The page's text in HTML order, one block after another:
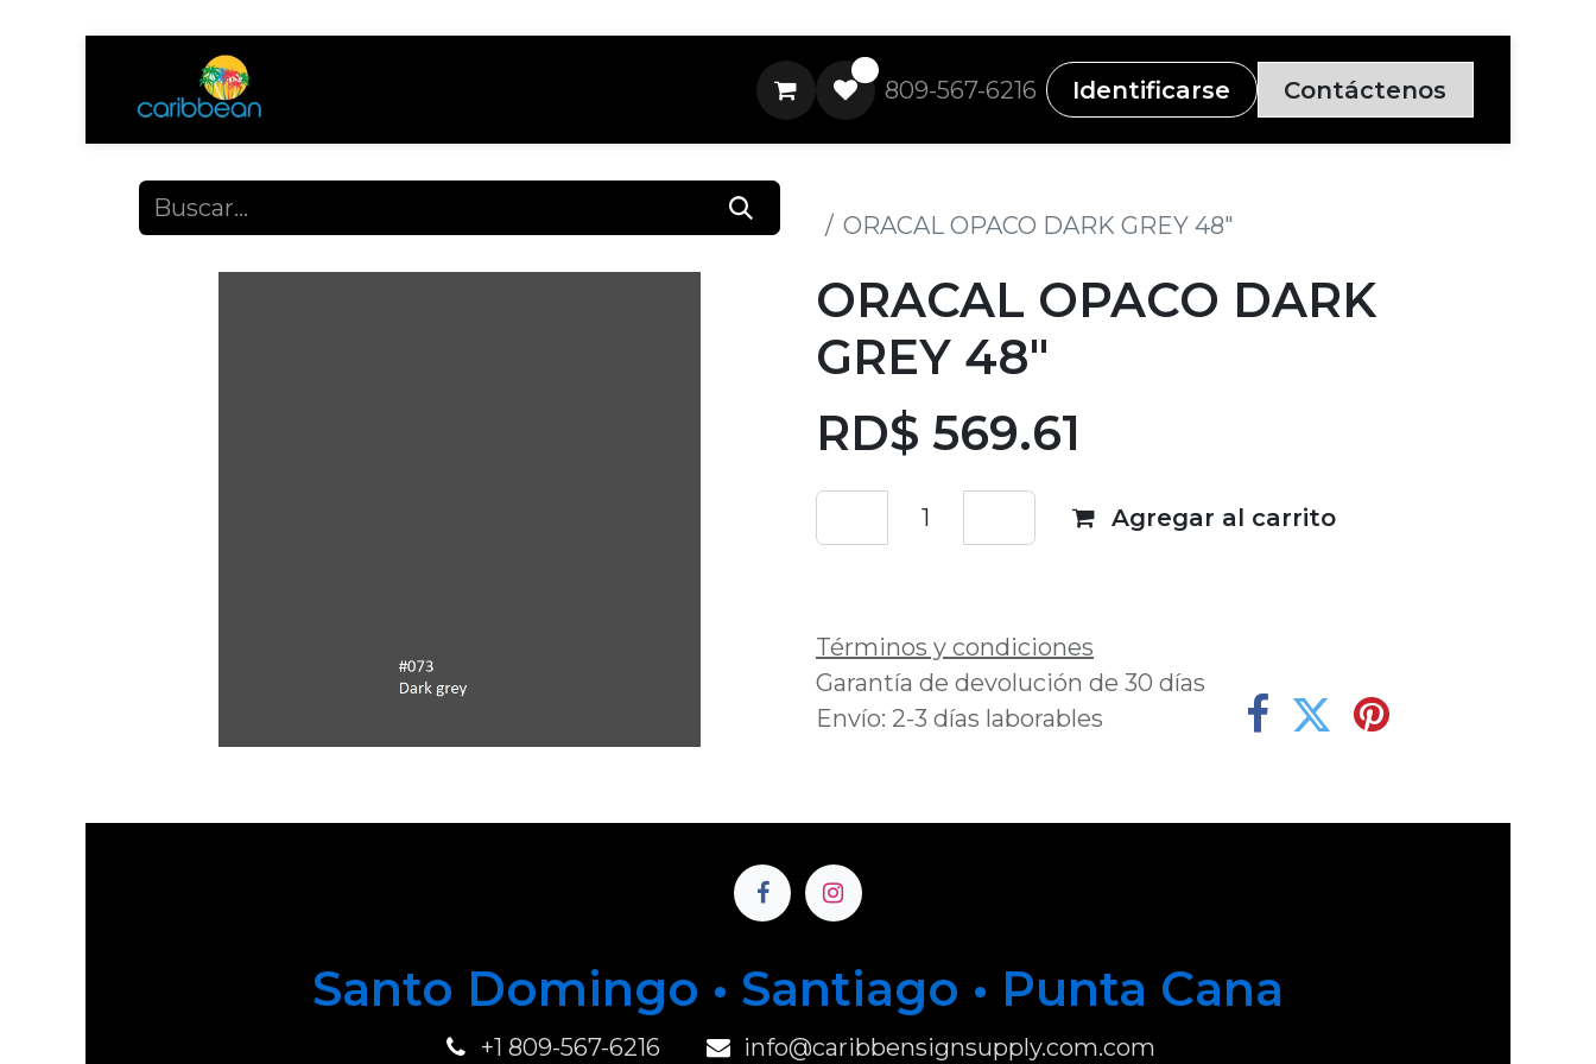
809-567-6216 Identificarse Contáctenos
ORACAL OPACO DARK GREY 48"
ORACAL OPACO DARK
GREY 48"
RD$ 569.61
Agregar al carrito
Términos y condiciones
Garantía de devolución de 30 días
Envío: 2-3 días laborables
Santo Domingo • Santiago • Punta Cana
+1 809-567-6216 info@caribbensignsupply.com.com